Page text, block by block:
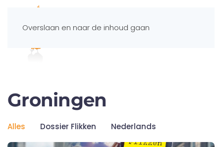
Overslaan en naar de inhoud gaan
Groningen
Alles Dossier Flikken Nederlands